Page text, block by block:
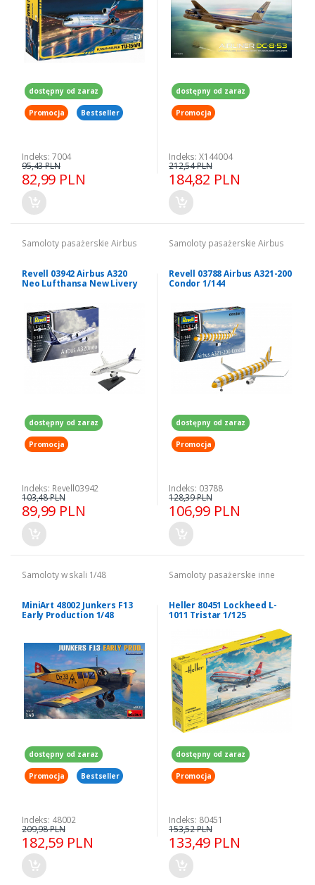
dostępny od zaraz
Promocja Bestseller
Indeks: 7004
82,99 PLN
95,43 PLN
dostępny od zaraz
Promocja
Indeks: X144004
184,82 PLN
212,54 PLN
Samoloty pasażerskie Airbus
Revell 03942 Airbus A320
Neo Lufthansa New Livery
dostępny od zaraz
Promocja
Indeks: Revell03942
89,99 PLN
103,48 PLN
Samoloty pasażerskie Airbus
Revell 03788 Airbus A321-200
Condor 1/144
dostępny od zaraz
Promocja
Indeks: 03788
106,99 PLN
128,39 PLN
Samoloty w skali 1/48
MiniArt 48002 Junkers F13
Early Production 1/48
dostępny od zaraz
Promocja Bestseller
Indeks: 48002
182,59 PLN
209,98 PLN
Samoloty pasażerskie inne
Heller 80451 Lockheed L-
1011 Tristar 1/125
dostępny od zaraz
Promocja
Indeks: 80451
133,49 PLN
153,52 PLN